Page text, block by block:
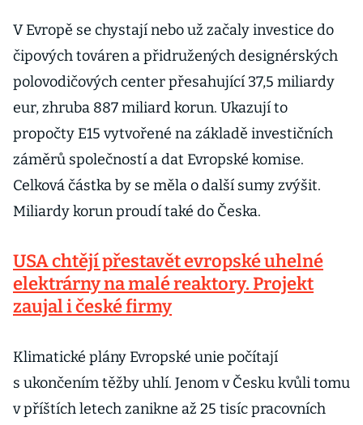
V Evropě se chystají nebo už začaly investice do
čipových továren a přidružených designérských
polovodičových center přesahující 37,5 miliardy
eur, zhruba 887 miliard korun. Ukazují to
propočty E15 vytvořené na základě investičních
záměrů společností a dat Evropské komise.
Celková částka by se měla o další sumy zvýšit.
Miliardy korun proudí také do Česka.
USA chtějí přestavět evropské uhelné
elektrárny na malé reaktory. Projekt
zaujal i české firmy
Klimatické plány Evropské unie počítají
s ukončením těžby uhlí. Jenom v Česku kvůli tomu
v příštích letech zanikne až 25 tisíc pracovních